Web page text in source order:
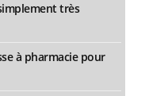
très
à pharmacie pour